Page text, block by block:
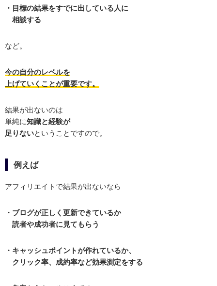
・目標の結果をすでに出している人に
相談する
など。
今の自分のレベルを
上げていくことが重要です。
結果が出ないのは
単純に知識と経験が
足りないということですので。
例えば
アフィリエイトで結果が出ないなら
・ブログが正しく更新できているか
読者や成功者に見てもらう
・キャッシュポイントが作れているか、
クリック率、成約率など効果測定をする